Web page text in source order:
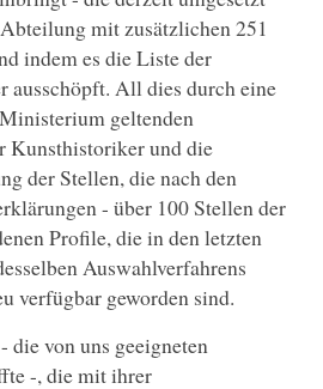
mit zusätzlichen 251
indem es die Liste der
ausschöpft. All dies durch eine
geltenden
Kunsthistoriker und die
der Stellen, die nach den
- über 100 Stellen der
Profile, die in den letzten
Auswahlverfahrens
verfügbar geworden sind.
von uns geeigneten
-, die mit ihrer